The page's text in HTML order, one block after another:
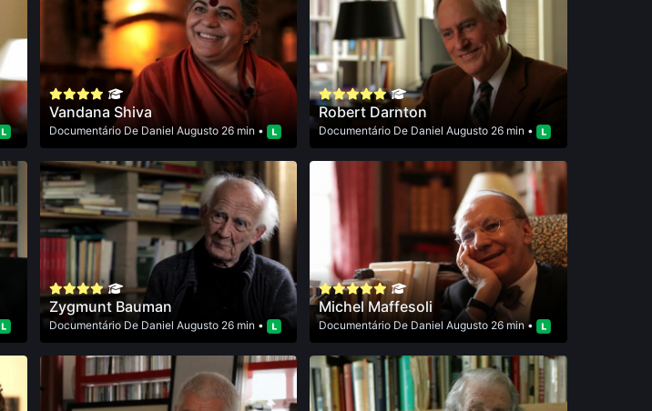
Vandana Shiva
DocumentárioDe Daniel Augusto26 min •
Robert Darnton
Documentário De Daniel Augusto 26 min •
Zygmunt Bauman
DocumentárioDe Daniel Augusto26 min •
Michel Maffesoli
Documentário De Daniel Augusto 26 min •